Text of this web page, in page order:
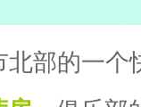
部的一个